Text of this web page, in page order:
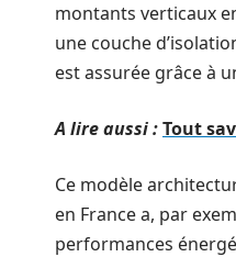
montants verticaux
une couche
est assurée grâce à
A lire aussi :Tout
Ce modèle
en France a, par
performances